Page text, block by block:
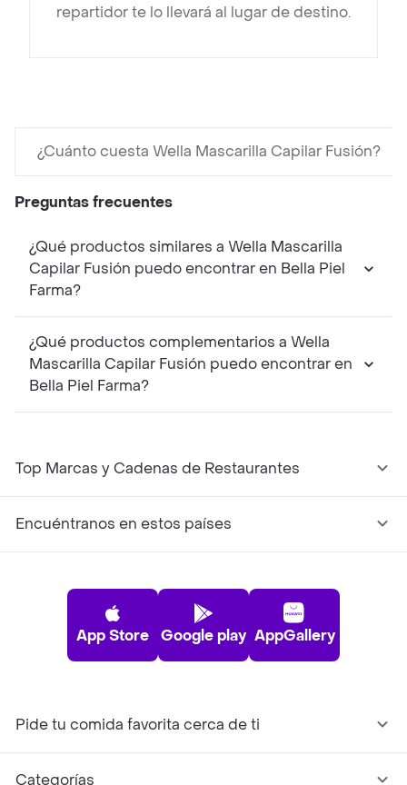
repartidor te lo llevará al lugar de destino.
¿Cuánto cuesta Wella Mascarilla Capilar Fusión?
Preguntas frecuentes
¿Qué productos similares a Wella Mascarilla
Capilar Fusión puedo encontrar en Bella Piel
Farma?
¿Qué productos complementarios a Wella
Mascarilla Capilar Fusión puedo encontrar en
Bella Piel Farma?
Top Marcas y Cadenas de Restaurantes
Encuéntranos en estos países
App Store Google play AppGallery
Pide tu comida favorita cerca de ti
Categorías